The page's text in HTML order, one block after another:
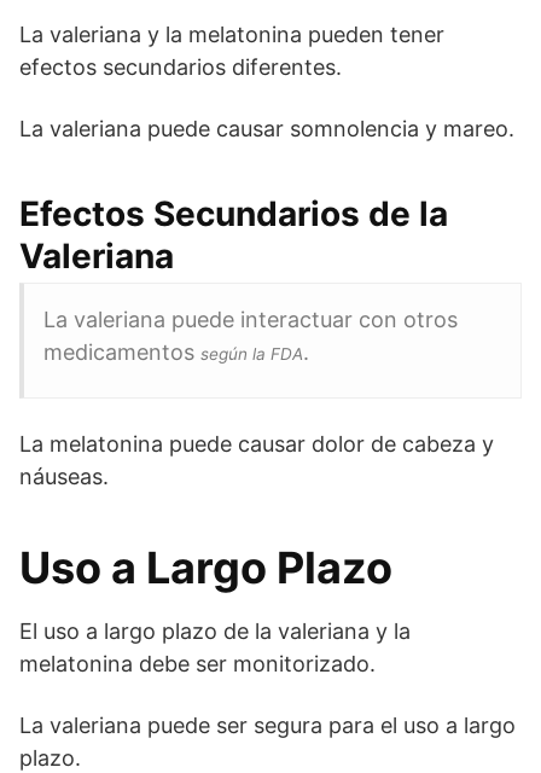
La valeriana y la melatonina pueden tener
efectos secundarios diferentes.
La valeriana puede causar somnolencia y mareo.
Efectos Secundarios de la
Valeriana
La valeriana puede interactuar con otros
medicamentos según la FDA.
La melatonina puede causar dolor de cabeza y
náuseas.
Uso a Largo Plazo
El uso a largo plazo de la valeriana y la
melatonina debe ser monitorizado.
La valeriana puede ser segura para el uso a largo
plazo.